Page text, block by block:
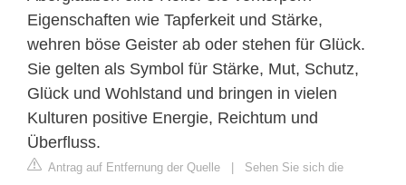
Eigenschaften wie Tapferkeit und Stärke,
wehren böse Geister ab oder stehen für Glück.
Sie gelten als Symbol für Stärke, Mut, Schutz,
Glück und Wohlstand und bringen in vielen
Kulturen positive Energie, Reichtum und
Überfluss.
Antrag auf Entfernung der Quelle | Sehen Sie sich die